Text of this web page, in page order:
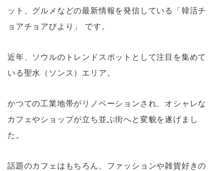
ット、グルメなどの最新情報を発信している「韓活チ
ョアチョアびより」 です。
近年、ソウルのトレンドスポットとして注目を集めて
いる聖水（ソンス）エリア。
かつての工業地帯がリノベーションされ、オシャレな
カフェやショップが立ち並ぶ街へと変貌を遂げまし
た。
話題のカフェはもちろん、ファッションや雑貨好きの